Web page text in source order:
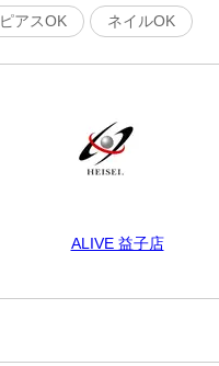
ピアスOK ネイルOK
ALIVE 益子店